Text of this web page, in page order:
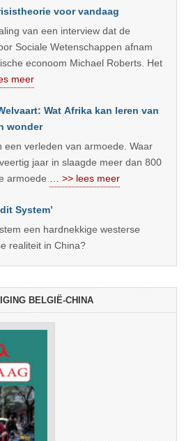
voor vandaag
van een interview dat de
Sociale Wetenschappen afnam
econoom Michael Roberts. Het
meer
Wat Afrika kan leren van
wonder
een verleden van armoede. Waar
jaar in slaagde meer dan 800
armoede
… >> lees meer
System’
een hardnekkige westerse
realiteit in China?
BELGIË-CHINA